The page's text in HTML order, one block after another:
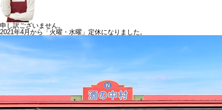
申し訳ございません。
2021年4月から「火曜・水曜」定休になりました。